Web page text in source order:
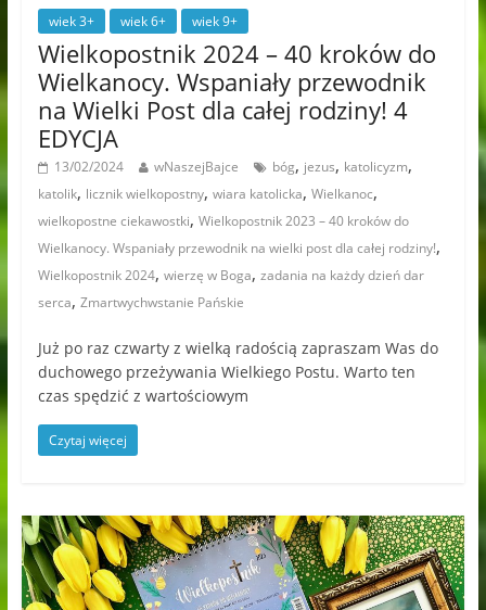
wiek 3+ wiek 6+ wiek 9+
Wielkopostnik 2024 – 40 kroków do
Wielkanocy. Wspaniały przewodnik
na Wielki Post dla całej rodziny! 4
EDYCJA
13/02/2024 wNaszejBajce bóg, jezus, katolicyzm,
katolik, licznik wielkopostny, wiara katolicka, Wielkanoc,
wielkopostne ciekawostki, Wielkopostnik 2023 – 40 kroków do
Wielkanocy. Wspaniały przewodnik na wielki post dla całej rodziny!,
Wielkopostnik 2024, wierzę w Boga, zadania na każdy dzień dar
serca, Zmartwychwstanie Pańskie
Już po raz czwarty z wielką radością zapraszam Was do
duchowego przeżywania Wielkiego Postu. Warto ten
czas spędzić z wartościowym
Czytaj więcej